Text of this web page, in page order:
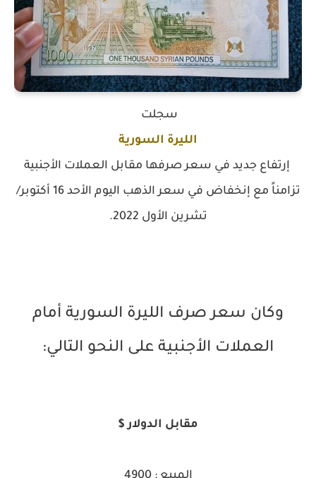
سجلت
الليرة السورية
إرتفاع جديد في سعر صرفها مقابل العملات الأجنبية
تزامناً مع إنخفاض في سعر الذهب اليوم الأحد 16 أكتوبر/
تشرين الأول 2022.
وكان سعر صرف الليرة السورية أمام
العملات الأجنبية على النحو التالي:
مقابل الدولار $